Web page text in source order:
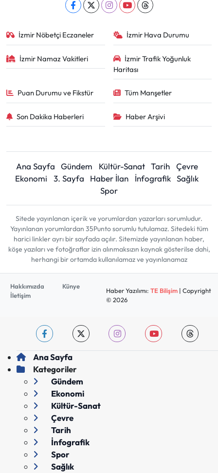
İzmir Nöbetçi Eczaneler İzmir Hava Durumu
İzmir Namaz Vakitleri
İzmir Trafik Yoğunluk
Haritası
Puan Durumu ve Fikstür Tüm Manşetler
Son Dakika Haberleri Haber Arşivi
Ana Sayfa Gündem Kültür-Sanat Tarih
Çevre
Ekonomi
3. Sayfa Haber İlan İnfografik Sağlık
Spor
Sitede yayınlanan içerik ve yorumlardan yazarları sorumludur.
Yayınlanan yorumlardan 35Punto sorumlu tutulamaz. Sitedeki tüm
harici linkler ayrı bir sayfada açılır. Sitemizde yayınlanan haber,
köşe yazıları ve fotoğraflar izin alınmaksızın kaynak gösterilse dahi,
herhangi bir ortamda kullanılamaz ve yayınlanamaz
Hakkımızda
Künye
İletişim
Haber Yazılımı: TE Bilişim| Copyright
© 2026
Ana Sayfa
Kategoriler
Gündem
Ekonomi
Kültür-Sanat
Çevre
Tarih
İnfografik
Spor
Sağlık